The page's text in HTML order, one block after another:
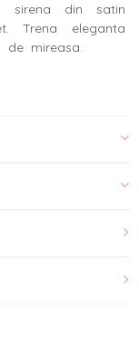
sirena din satin
Trena eleganta
de mireasa.